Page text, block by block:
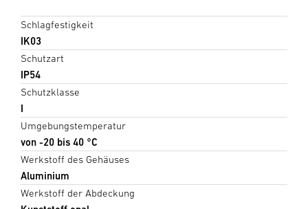
Schlagfestigkeit
IK03
Schutzart
IP54
Schutzklasse
I
Umgebungstemperatur
von -20 bis 40 °C
Werkstoff des Gehäuses
Aluminium
Werkstoff der Abdeckung